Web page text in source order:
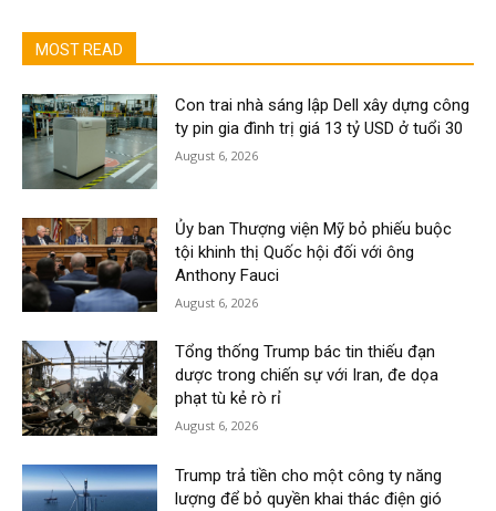
MOST READ
Con trai nhà sáng lập Dell xây dựng công
ty pin gia đình trị giá 13 tỷ USD ở tuổi 30
August 6, 2026
Ủy ban Thượng viện Mỹ bỏ phiếu buộc
tội khinh thị Quốc hội đối với ông
Anthony Fauci
August 6, 2026
Tổng thống Trump bác tin thiếu đạn
dược trong chiến sự với Iran, đe dọa
phạt tù kẻ rò rỉ
August 6, 2026
Trump trả tiền cho một công ty năng
lượng để bỏ quyền khai thác điện gió